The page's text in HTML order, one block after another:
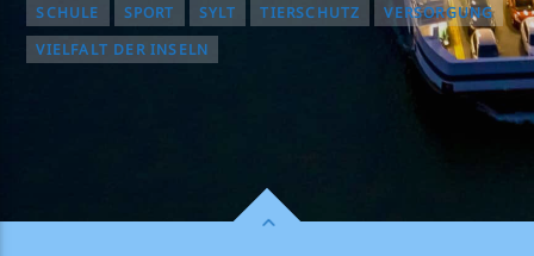
SCHULE
SPORT SYLT TIERSCHUTZ
VERSORGUNG
VIELFALT DER INSELN